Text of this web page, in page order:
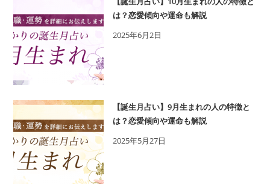
は？恋愛傾向や運命も解説
2025年6月2日
【誕生月占い】9月生まれの人の特徴と
は？恋愛傾向や運命も解説
2025年5月27日